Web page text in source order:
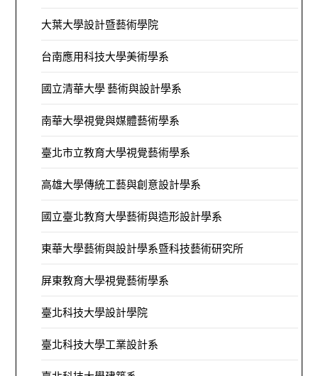
大葉大學設計暨藝術學院
台南應用科技大學美術學系
國立清華大學 藝術與設計學系
南華大學視覺與媒體藝術學系
臺北市立教育大學視覺藝術學系
高雄大學傳統工藝與創意設計學系
國立臺北教育大學藝術與造形設計學系
東華大學藝術與設計學系暨科技藝術研究所
屏東教育大學視覺藝術學系
臺北科技大學設計學院
臺北科技大學工業設計系